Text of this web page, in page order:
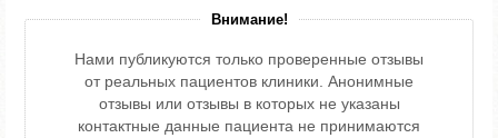
Внимание!
Нами публикуются только проверенные отзывы
от реальных пациентов клиники. Анонимные
отзывы или отзывы в которых не указаны
контактные данные пациента не принимаются